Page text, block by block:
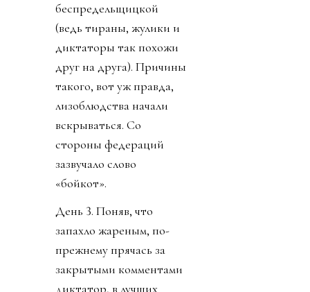
беспредельщицкой
(ведь тираны, жулики и
диктаторы так похожи
друг на друга). Причины
такого, вот уж правда,
лизоблюдства начали
вскрываться. Со
стороны федераций
зазвучало слово
«бойкот».
День 3. Поняв, что
запахло жареным, по-
прежнему прячась за
закрытыми комментами
диктатор, в лучших